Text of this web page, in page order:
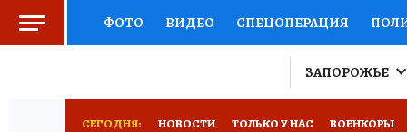
ФОТО ВИДЕО СПЕЦОПЕРАЦИЯ
СПОРТ
ЗАПОРОЖЬЕ
СЕГОДНЯ: НОВОСТИ ТОЛЬКО У НАС ВОЕНКОРЫ